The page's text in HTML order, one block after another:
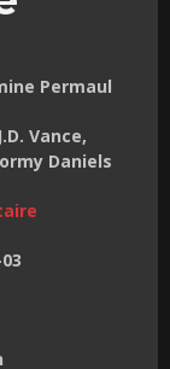
Permaul
Vance,
Daniels